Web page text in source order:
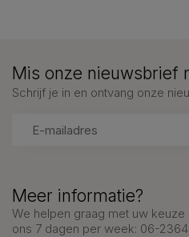
Meer informatie?
We helpen graag met uw
ons 7 dagen per week: 06-
Mis onze nieuwsbrief
Schrijf je in en ontvang onze